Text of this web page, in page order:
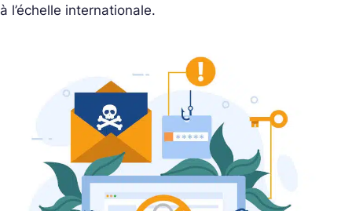
à l’échelle internationale.